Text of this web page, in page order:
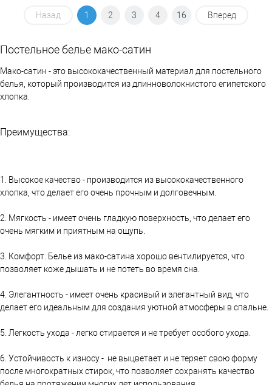
Назад 1 2 3 4 16 Вперед
Постельное белье мако-сатин
Мако-сатин - это высококачественный материал для постельного
белья, который производится из длинноволокнистого египетского
хлопка.
Преимущества:
1. Высокое качество - производится из высококачественного
хлопка, что делает его очень прочным и долговечным.
2. Мягкость - имеет очень гладкую поверхность, что делает его
очень мягким и приятным на ощупь.
3. Комфорт. Белье из мако-сатина хорошо вентилируется, что
позволяет коже дышать и не потеть во время сна.
4. Элегантность - имеет очень красивый и элегантный вид, что
делает его идеальным для создания уютной атмосферы в спальне.
5. Легкость ухода - легко стирается и не требует особого ухода.
6. Устойчивость к износу - не выцветает и не теряет свою форму
после многократных стирок, что позволяет сохранять качество